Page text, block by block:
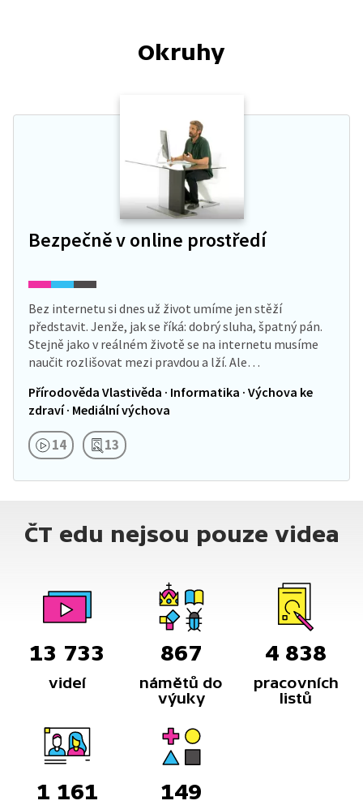
Okruhy
Bezpečně v online prostředí
Bez internetu si dnes už život umíme jen stěží
představit. Jenže, jak se říká: dobrý sluha, špatný pán.
Stejně jako v reálném životě se na internetu musíme
naučit rozlišovat mezi pravdou a lží. Ale…
Přírodověda Vlastivěda · Informatika · Výchova ke
zdraví · Mediální výchova
14 13
ČT edu nejsou pouze videa
13 733
videí
867
námětů do
výuky
4 838
pracovních
listů
1 161 149